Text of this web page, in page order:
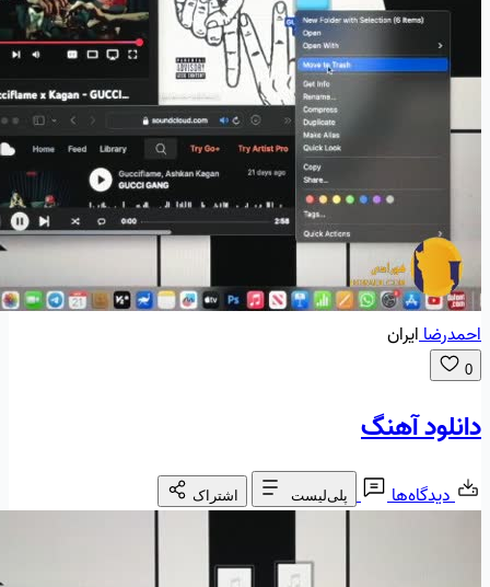
احمدرضاایران
0
دانلود آهنگ
دیدگاه‌ها پلی‌لیست اشتراک